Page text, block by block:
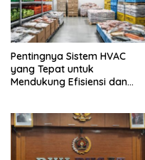
Pentingnya Sistem HVAC
yang Tepat untuk
Mendukung Efisiensi dan